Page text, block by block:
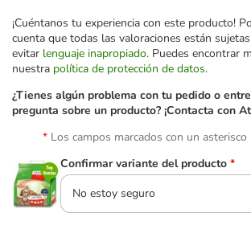
¡Cuéntanos tu experiencia con este producto!
cuenta que todas las valoraciones están
evitar lenguaje inapropiado. Puedes encontrar
nuestra política de protección de datos.
¿Tienes algún problema con tu pedido o
pregunta sobre un producto? ¡Contacta con
Los campos marcados con un
Confirmar variante del producto *
No estoy seguro